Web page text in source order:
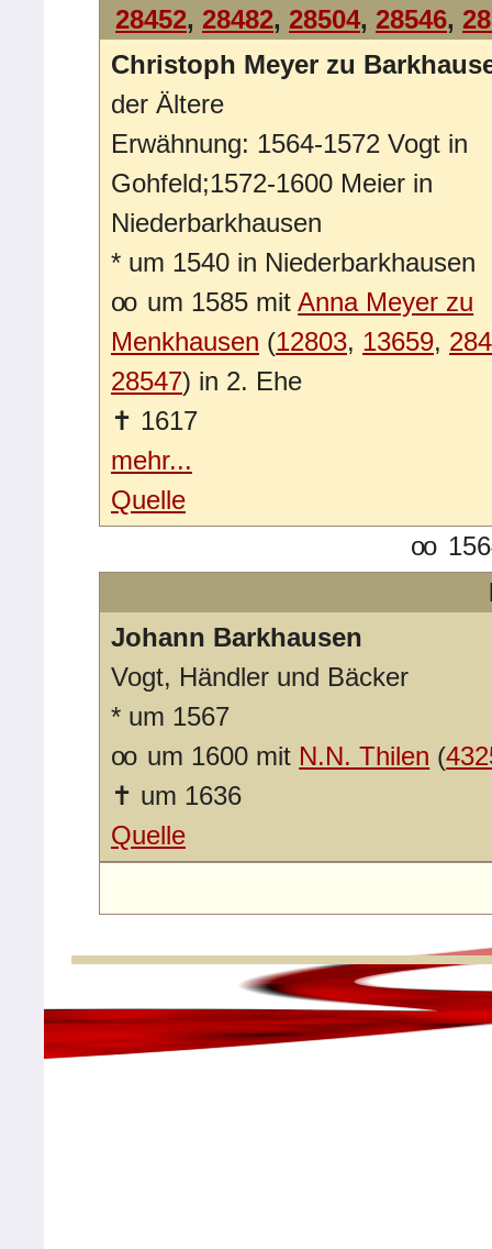
28452, 28482, 28504, 28546,
Christoph Meyer zu
der Ältere
Erwähnung: 1564-1572 Vogt in
Gohfeld;1572-1600 Meier in
Niederbarkhausen
* um 1540 in Niederbarkhausen
oo um 1585 mitAnna Meyer zu
Menkhausen (12803, 13659,
28547) in 2. Ehe
✝ 1617
mehr...
Quelle
oo
Johann Barkhausen
Vogt, Händler und Bäcker
* um 1567
oo um 1600 mit N.N. Thilen (
✝ um 1636
Quelle